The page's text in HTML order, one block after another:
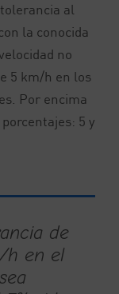
al
la conocida
no
5 km/h en los
Por encima
5 y
de
h en el